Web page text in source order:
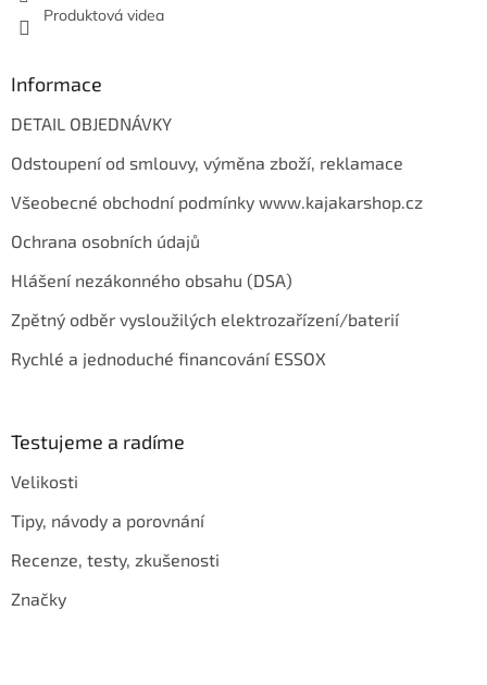
Produktová videa
Informace
DETAIL OBJEDNÁVKY
Odstoupení od smlouvy, výměna zboží, reklamace
Všeobecné obchodní podmínky www.kajakarshop.cz
Ochrana osobních údajů
Hlášení nezákonného obsahu (DSA)
Zpětný odběr vysloužilých elektrozařízení/baterií
Rychlé a jednoduché financování ESSOX
Testujeme a radíme
Velikosti
Tipy, návody a porovnání
Recenze, testy, zkušenosti
Značky